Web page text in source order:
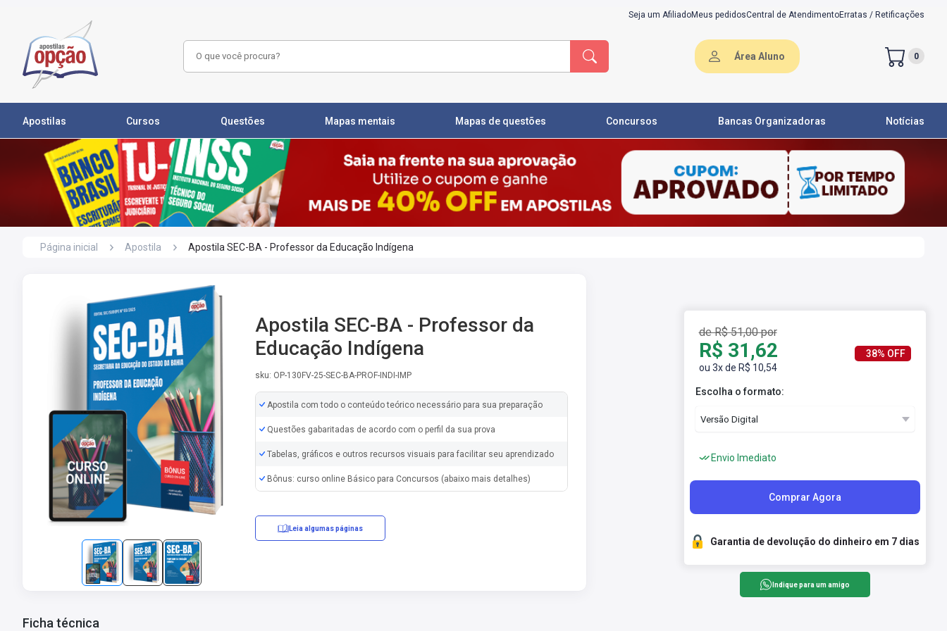
Seja um AfiliadoMeus pedidosCentral de AtendimentoErratas / Retificações
Área Aluno 0
Apostilas Cursos Questões Mapas mentais Mapas de questões Concursos Bancas Organizadoras Notícias
Página inicial Apostila Apostila SEC-BA - Professor da Educação Indígena
Apostila SEC-BA - Professor da
Educação Indígena
sku: OP-130FV-25-SEC-BA-PROF-INDI-IMP
Apostila com todo o conteúdo teórico necessário para sua preparação
Questões gabaritadas de acordo com o perfil da sua prova
Tabelas, gráficos e outros recursos visuais para facilitar seu aprendizado
Bônus: curso online Básico para Concursos (abaixo mais detalhes)
Leia algumas páginas
Ficha técnica
de R$ 51,00 por
R$ 31,62
ou 3x de R$ 10,54
38% OFF
Escolha o formato:
Envio Imediato
Comprar Agora
Garantia de devolução do dinheiro em 7 dias
Indique para um amigo